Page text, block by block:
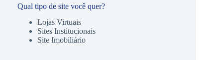
Qual tipo de site você quer?
Lojas Virtuais
Sites Institucionais
Site Imobiliário